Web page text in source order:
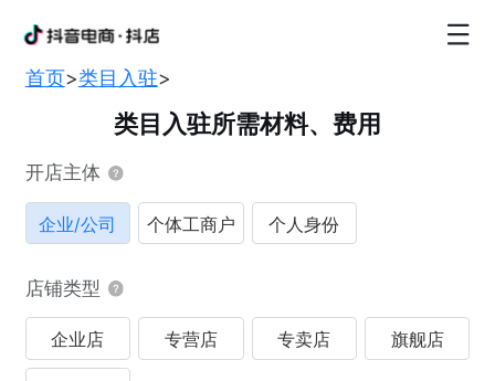
首页>类目入驻>
类目入驻所需材料、费用
开店主体
企业/公司 个体工商户 个人身份
店铺类型
企业店 专营店 专卖店 旗舰店